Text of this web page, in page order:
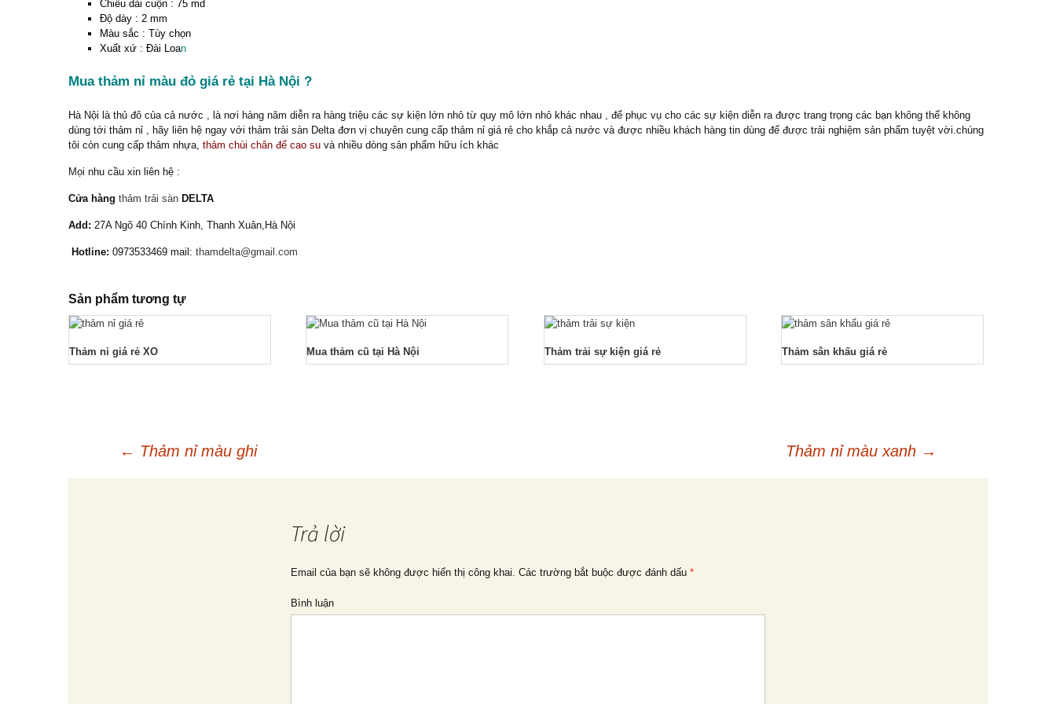
Chiều dài cuộn : 75 md
Độ dày : 2 mm
Màu sắc : Tùy chọn
Xuất xứ : Đài Loan
Mua thảm nỉ màu đỏ giá rẻ tại Hà Nội ?
Hà Nội là thủ đô của cả nước , là nơi hàng năm diễn ra hàng triệu các sự kiện lớn nhỏ từ quy mô lớn nhỏ khác nhau , để phục vụ cho các sự kiện diễn ra được trang trọng các bạn không thể không
dùng tới thảm nỉ , hãy liên hệ ngay với thảm trải sàn Delta đơn vị chuyên cung cấp thảm nỉ giá rẻ cho khắp cả nước và được nhiều khách hàng tin dùng để được trải nghiệm sản phẩm tuyệt vời.chúng
tôi còn cung cấp thảm nhựa, thảm chùi chân đế cao su và nhiều dòng sản phẩm hữu ích khác
Mọi nhu cầu xin liên hệ :
Cửa hàng thảm trải sàn DELTA
Add: 27A Ngõ 40 Chính Kinh, Thanh Xuân,Hà Nội
Hotline: 0973533469 mail: thamdelta@gmail.com
Sản phẩm tương tự
Thảm nỉ giá rẻ XO Mua thảm cũ tại Hà Nội Thảm trải sự kiện giá rẻ Thảm sân khấu giá rẻ
Điều
← Thảm nỉ màu ghi Thảm nỉ màu xanh →
Trả lời
Email của bạn sẽ không được hiển thị công khai. Các trường bắt buộc được đánh dấu *
Bình luận